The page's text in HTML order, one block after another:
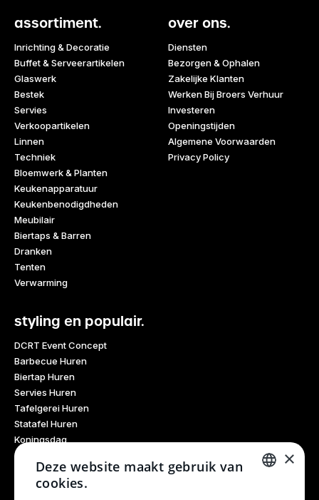
assortiment.
Inrichting & Decoratie
Buffet & Serveerartikelen
Glaswerk
Bestek
Servies
Verkoopartikelen
Linnen
Techniek
Bloemwerk & Planten
Keukenapparatuur
Keukenbenodigdheden
Meubilair
Biertaps & Barren
Dranken
Tenten
Verwarming
over ons.
Diensten
Bezorgen & Ophalen
Zakelijke Klanten
Werken Bij Broers Verhuur
Investeren
Openingstijden
Algemene Voorwaarden
Privacy Policy
styling en populair.
DCRT Event Concept
Barbecue Huren
Biertap Huren
Servies Huren
Tafelgerei Huren
Statafel Huren
Koningsdag
Glaswerk Huren
Feestdagen
Haarlem Culinair
×
Deze website maakt gebruik van
cookies.